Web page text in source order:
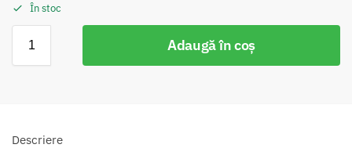
În stoc
Adaugă în coș
Descriere